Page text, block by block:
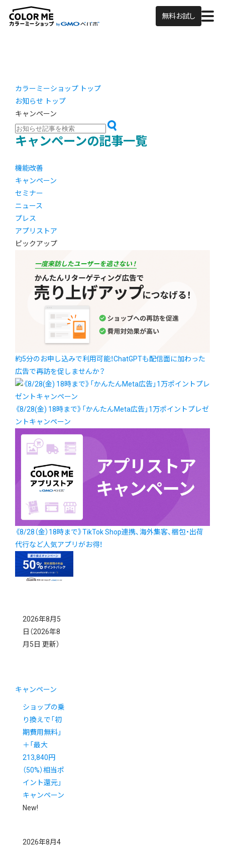
無料お試し
カラーミーショップ トップ
お知らせ トップ
キャンペーン
キャンペーンの記事一覧
機能改善
キャンペーン
セミナー
ニュース
プレス
アプリストア
ピックアップ
約5分のお申し込みで利用可能！ChatGPTも配信面に加わった
広告で再訪を促しませんか？
《8/28(金) 18時まで》「かんたんMeta広告」1万ポイントプレゼ
ントキャンペーン
《8/28（金）18時まで》TikTok Shop連携、海外集客、梱包・出荷
代行など人気アプリがお得！
2026年8月5
日 （2026年8
月5日 更新）
キャンペーン
ショップの乗
り換えで「初
期費用無料」
＋「最大
213,840円
（50%）相当ポ
イント還元」
キャンペーン
New!
2026年8月4